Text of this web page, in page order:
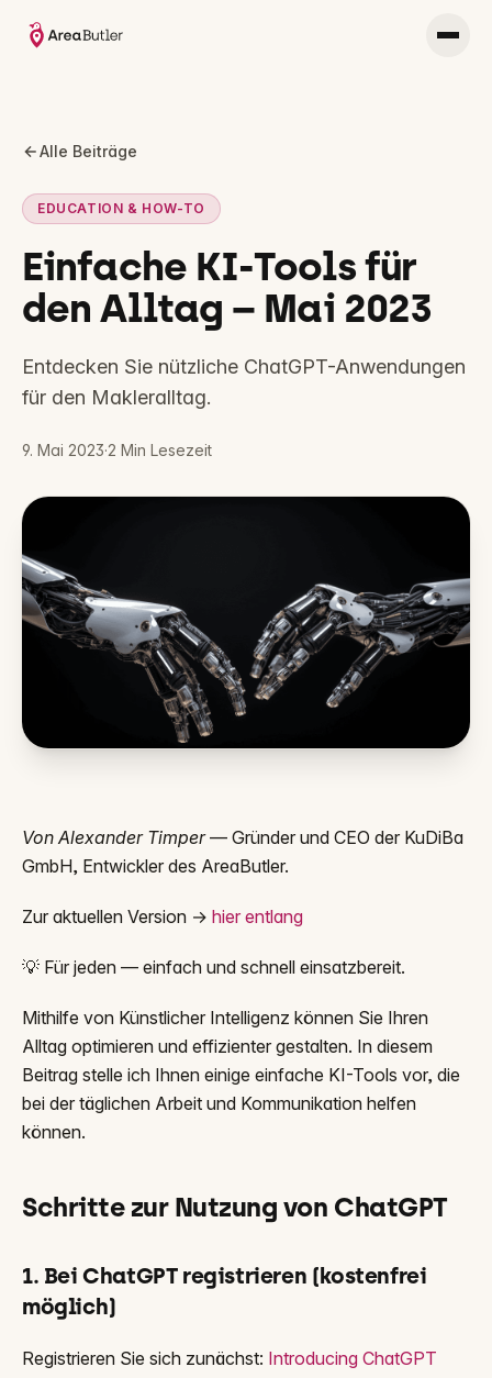
Alle Beiträge
EDUCATION & HOW-TO
Einfache KI-Tools für
den Alltag – Mai 2023
Entdecken Sie nützliche ChatGPT-Anwendungen
für den Makleralltag.
9. Mai 2023·2 Min Lesezeit
Von Alexander Timper— Gründer und CEO der KuDiBa
GmbH, Entwickler des AreaButler.
Zur aktuellen Version → hier entlang
💡 Für jeden — einfach und schnell einsatzbereit.
Mithilfe von Künstlicher Intelligenz können Sie Ihren
Alltag optimieren und effizienter gestalten. In diesem
Beitrag stelle ich Ihnen einige einfache KI-Tools vor, die
bei der täglichen Arbeit und Kommunikation helfen
können.
Schritte zur Nutzung von ChatGPT
1. Bei ChatGPT registrieren (kostenfrei
möglich)
Registrieren Sie sich zunächst: Introducing ChatGPT